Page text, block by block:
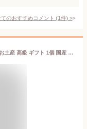
てのおすすめコメント (1件) >
【公式】坂根屋 赤飯 お赤飯 200g 出雲 お土産 高級 ギフト 1個 国産 パック パックご飯 もち米 おこわ レトルト人気 和菓子 プチギフト 老舗 お取り寄せ 結婚 お祝い 敬老の日 内祝 手土産 贈り物 お礼 プレゼント 手軽 お食い初め 米寿 長寿 出産 備蓄 無添加 仁多米